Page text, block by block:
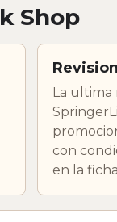
Shop
La ultima
con
en la